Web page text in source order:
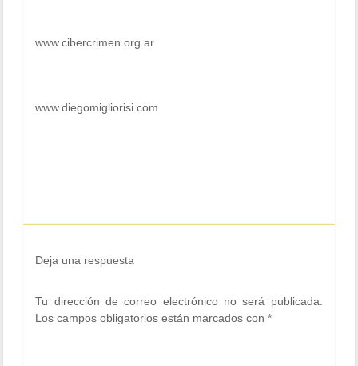
www.cibercrimen.org.ar
www.diegomigliorisi.com
Deja una respuesta
Tu dirección de correo electrónico no será publicada.
Los campos obligatorios están marcados con*